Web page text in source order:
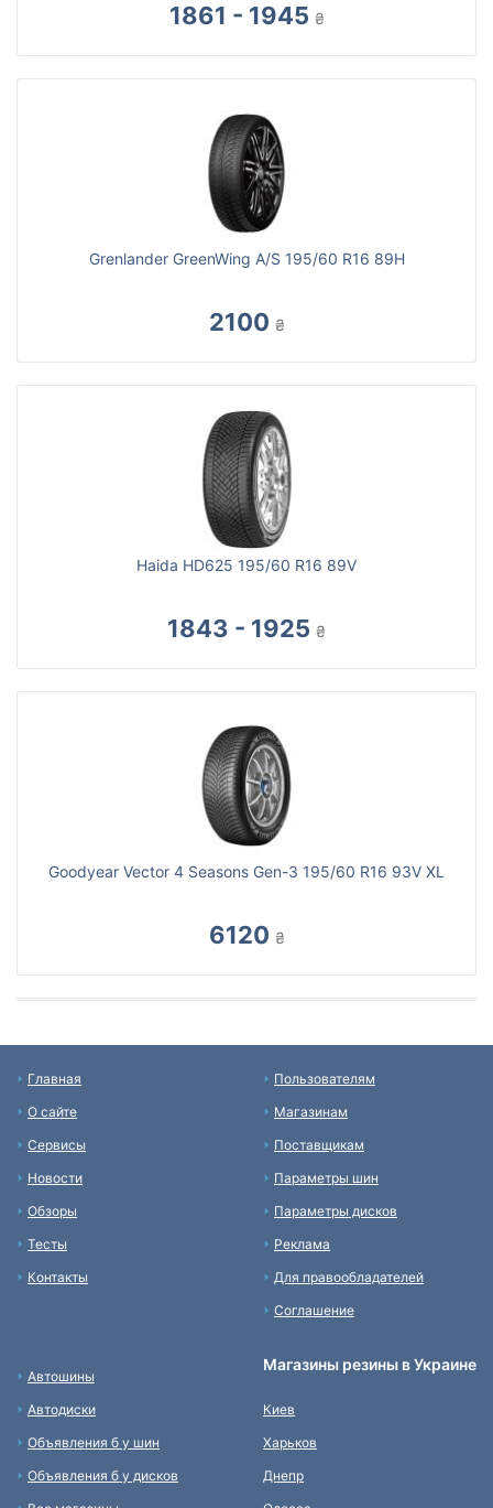
1861 - 1945 ₴
Grenlander GreenWing A/S 195/60 R16 89H
2100 ₴
Haida HD625 195/60 R16 89V
1843 - 1925 ₴
Goodyear Vector 4 Seasons Gen-3 195/60 R16 93V XL
6120 ₴
Главная
О сайте
Сервисы
Новости
Обзоры
Тесты
Контакты
Пользователям
Магазинам
Поставщикам
Параметры шин
Параметры дисков
Реклама
Для правообладателей
Соглашение
Автошины
Автодиски
Объявления б у шин
Объявления б у дисков
Магазины резины в Украине
Киев
Харьков
Днепр